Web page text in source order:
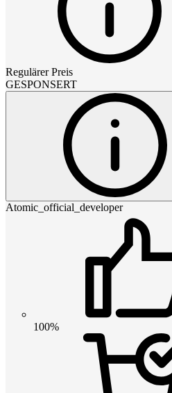
Regulärer Preis
GESPONSERT
Atomic_official_developer
100%